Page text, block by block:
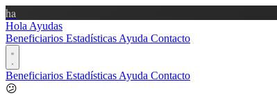
ha
Hola Ayudas
Beneficiarios Estadísticas Ayuda Contacto
Beneficiarios Estadísticas Ayuda Contacto
😕